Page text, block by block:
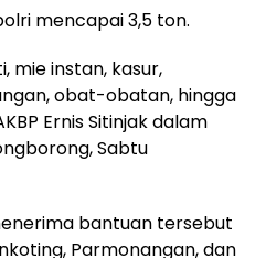
mencapai 3,5 ton.
mie instan, kasur,
obat-obatan, hingga
Ernis Sitinjak dalam
Sabtu
bantuan tersebut
Parmonangan, dan